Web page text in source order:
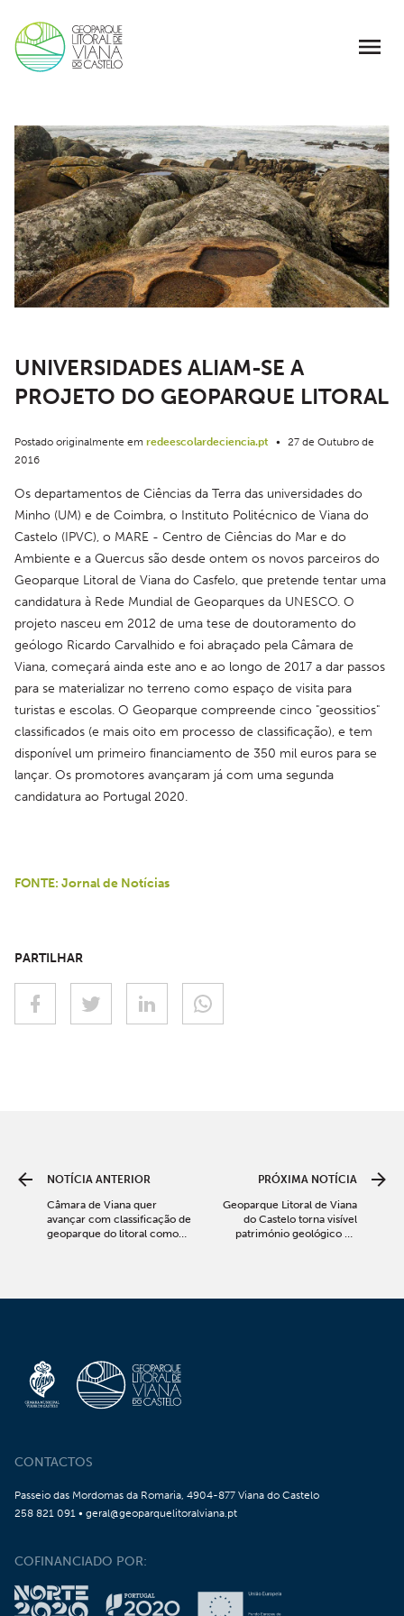
UNIVERSIDADES ALIAM-SE A
PROJETO DO GEOPARQUE LITORAL
Postado originalmente em redeescolardeciencia.pt •
27 de Outubro de
2016
Os departamentos de Ciências da Terra das universidades do
Minho (UM) e de Coimbra, o Instituto Politécnico de Viana do
Castelo (IPVC), o MARE - Centro de Ciências do Mar e do
Ambiente e a Quercus são desde ontem os novos parceiros do
Geoparque Litoral de Viana do Casfelo, que pretende tentar uma
candidatura à Rede Mundial de Geoparques da UNESCO. O
projeto nasceu em 2012 de uma tese de doutoramento do
geólogo Ricardo Carvalhido e foi abraçado pela Câmara de
Viana, começará ainda este ano e ao longo de 2017 a dar passos
para se materializar no terreno como espaço de visita para
turistas e escolas. O Geoparque compreende cinco "geossitios"
classificados (e mais oito em processo de classificação), e tem
disponível um primeiro financiamento de 350 mil euros para se
lançar. Os promotores avançaram já com uma segunda
candidatura ao Portugal 2020.
FONTE: Jornal de Notícias
PARTILHAR
NOTÍCIA ANTERIOR
Câmara de Viana quer
avançar com classificação de
geoparque do litoral como
PRÓXIMA NOTÍCIA
Geoparque Litoral de Viana
do Castelo torna visível
património geológico do
CONTACTOS
Passeio das Mordomas da Romaria, 4904-877 Viana do Castelo
258 821 091 • geral@geoparquelitoralviana.pt
COFINANCIADO POR: